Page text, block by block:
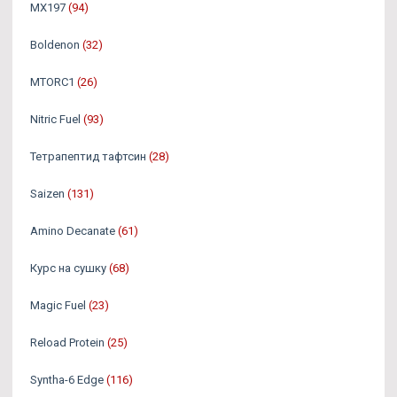
MX197 (94)
Boldenon (32)
MTORC1 (26)
Nitric Fuel (93)
Тетрапептид тафтсин (28)
Saizen (131)
Amino Decanate (61)
Курс на сушку (68)
Magic Fuel (23)
Reload Protein (25)
Syntha-6 Edge (116)